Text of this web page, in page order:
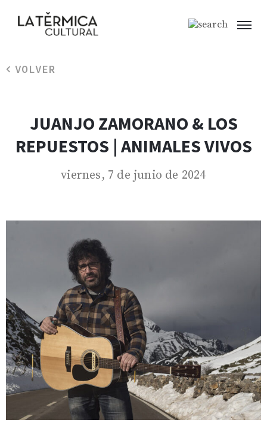
VOLVER
JUANJO ZAMORANO & LOS
REPUESTOS | ANIMALES VIVOS
viernes, 7 de junio de 2024